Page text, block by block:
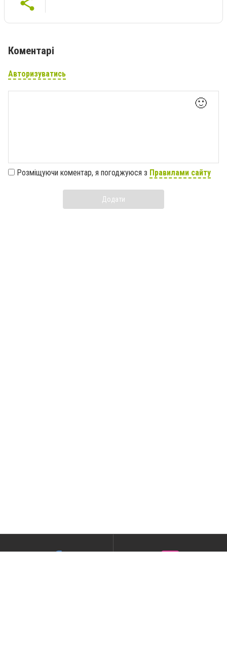
Коментарі
Авторизуватись
🙂
Розміщуючи коментар, я погоджуюся з Правилами сайту
Додати